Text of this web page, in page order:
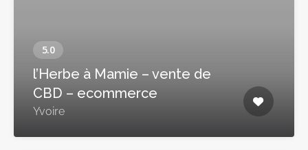
l’Herbe à Mamie – vente de
CBD – ecommerce
Yvoire